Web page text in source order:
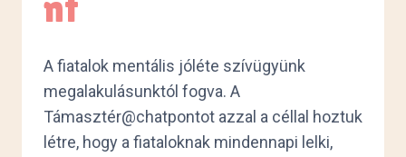
A fiatalok mentális jóléte szívügyünk
megalakulásunktól fogva. A
Támasztér@chatpontot azzal a céllal hoztuk
létre, hogy a fiataloknak mindennapi lelki,